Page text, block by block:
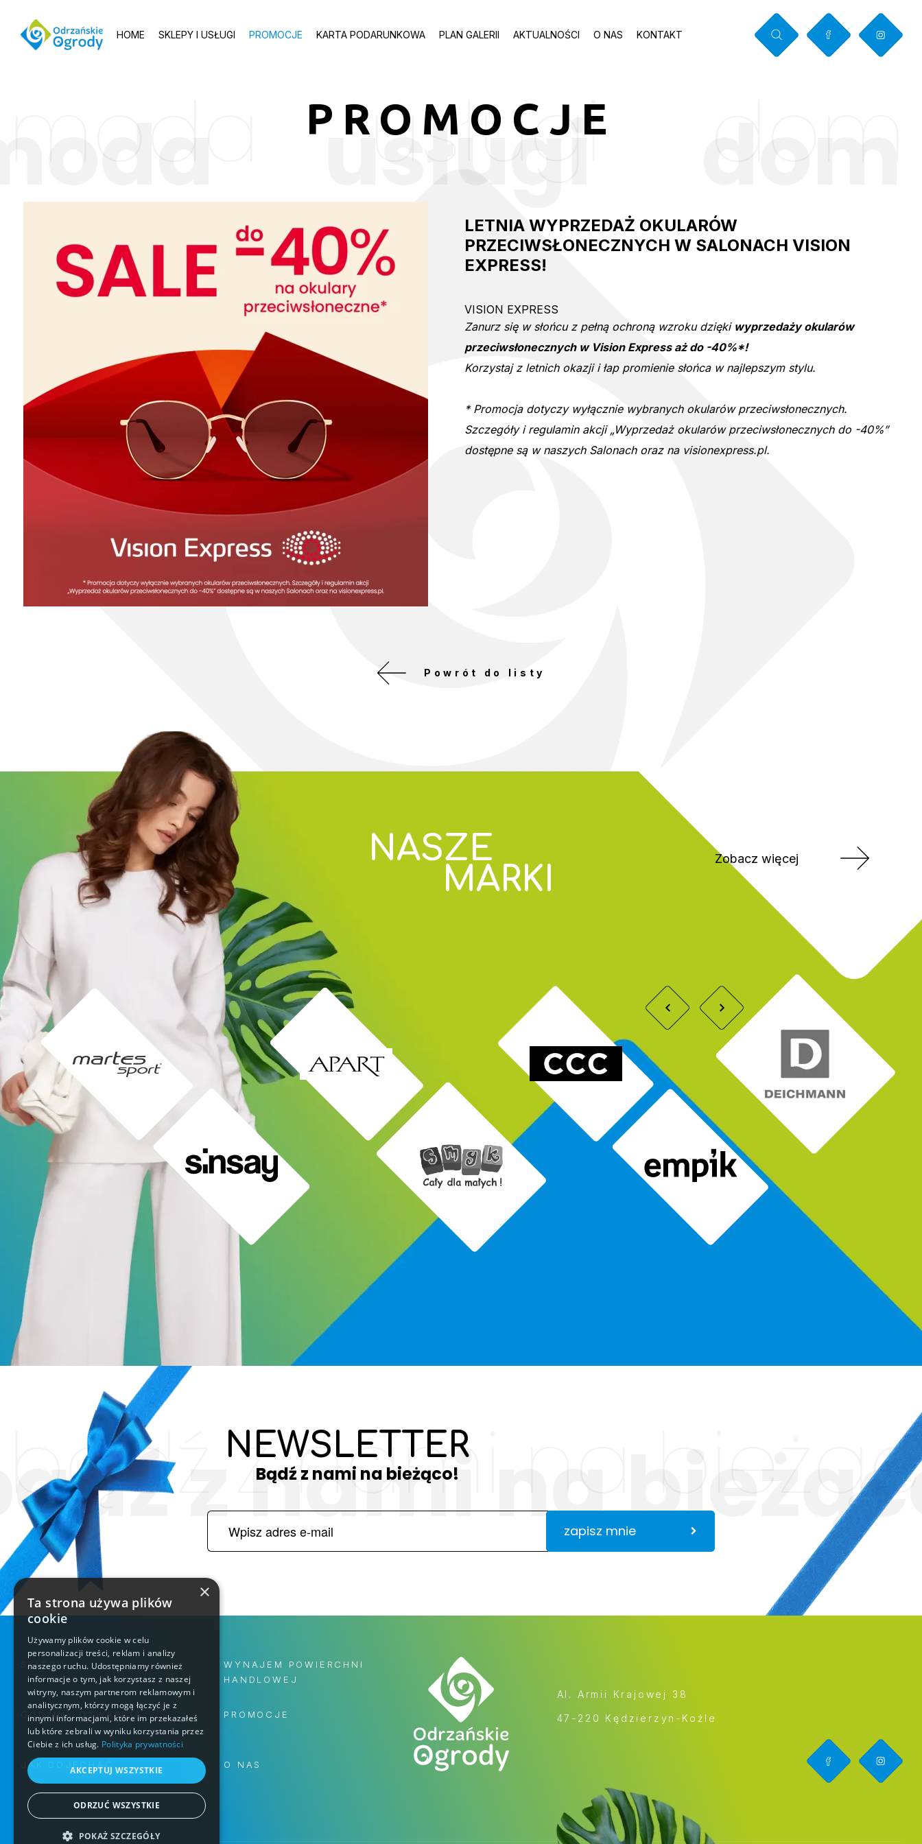
HOME SKLEPY I USŁUGI PROMOCJE KARTA PODARUNKOWA PLAN GALERII AKTUALNOŚCI O NAS KONTAKT
PROMOCJE
usługi dom
moda usługi dom
LETNIA WYPRZEDAŻ OKULARÓW
PRZECIWSŁONECZNYCH W SALONACH VISION
EXPRESS!
VISION EXPRESS
Zanurz się w słońcu z pełną ochroną wzroku dzięki wyprzedaży okularów
przeciwsłonecznych w Vision Express aż do -40%*!
Korzystaj z letnich okazji i łap promienie słońca w najlepszym stylu.
* Promocja dotyczy wyłącznie wybranych okularów przeciwsłonecznych.
Szczegóły i regulamin akcji „Wyprzedaż okularów przeciwsłonecznych do -40%”
dostępne są w naszych Salonach oraz na visionexpress.pl.
Powrót do listy
NASZE
MARKI
Zobacz więcej
z nami na
bądź z nami na
NEWSLETTER
Bądź z nami na bieżąco!
zapisz mnie
SKLEPY
GODZINY OTWARCIA
JAK DOJECHAĆ
WYNAJEM POWIERCHNI
HANDLOWEJ
PROMOCJE
O NAS
Al. Armii Krajowej 38
47-220 Kędzierzyn-Koźle
×
Ta strona używa plików
cookie
Używamy plików cookie w celu
personalizacji treści, reklam i analizy
naszego ruchu. Udostępniamy również
informacje o tym, jak korzystasz z naszej
witryny, naszym partnerom reklamowym i
analitycznym, którzy mogą łączyć je z
innymi informacjami, które im przekazałeś
lub które zebrali w wyniku korzystania przez
Ciebie z ich usług. Polityka prywatności
AKCEPTUJ WSZYSTKIE
ODRZUĆ WSZYSTKIE
POKAŻ SZCZEGÓŁY